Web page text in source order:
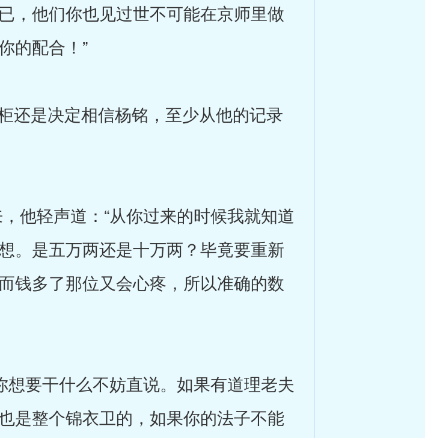
，他们你也见过世不可能在京师里做
的配合！”
是决定相信杨铭，至少从他的记录
轻声道：“从你过来的时候我就知道
。是五万两还是十万两？毕竟要重新
钱多了那位又会心疼，所以准确的数
要干什么不妨直说。如果有道理老夫
是整个锦衣卫的，如果你的法子不能